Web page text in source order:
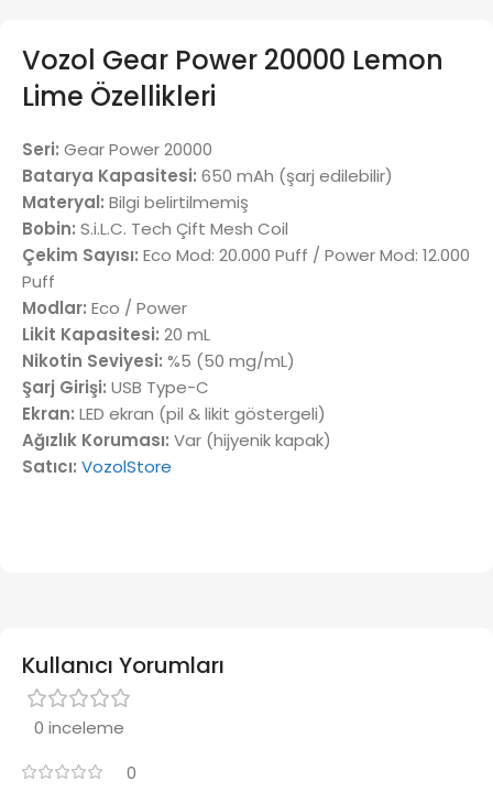
Vozol Gear Power 20000 Lemon
Lime Özellikleri
Seri: Gear Power 20000
Batarya Kapasitesi: 650 mAh (şarj edilebilir)
Materyal: Bilgi belirtilmemiş
Bobin: S.i.L.C. Tech Çift Mesh Coil
Çekim Sayısı: Eco Mod: 20.000 Puff / Power Mod: 12.000
Puff
Modlar: Eco / Power
Likit Kapasitesi: 20 mL
Nikotin Seviyesi: %5 (50 mg/mL)
Şarj Girişi: USB Type-C
Ekran: LED ekran (pil & likit göstergeli)
Ağızlık Koruması: Var (hijyenik kapak)
Satıcı: VozolStore
Kullanıcı Yorumları
0 inceleme
0